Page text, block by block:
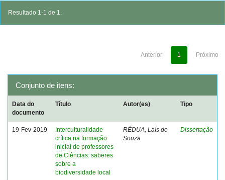
Resultado 1-1 de 1.
Anterior 1 Próximo
Conjunto de itens:
Data do
documento
Título Autor(es) Tipo
19-Fev-2019
Interculturalidade
crítica na formação
inicial de professores
de Ciências: saberes
sobre a
biodiversidade local
RÉDUA, Laís de
Souza
Dissertação